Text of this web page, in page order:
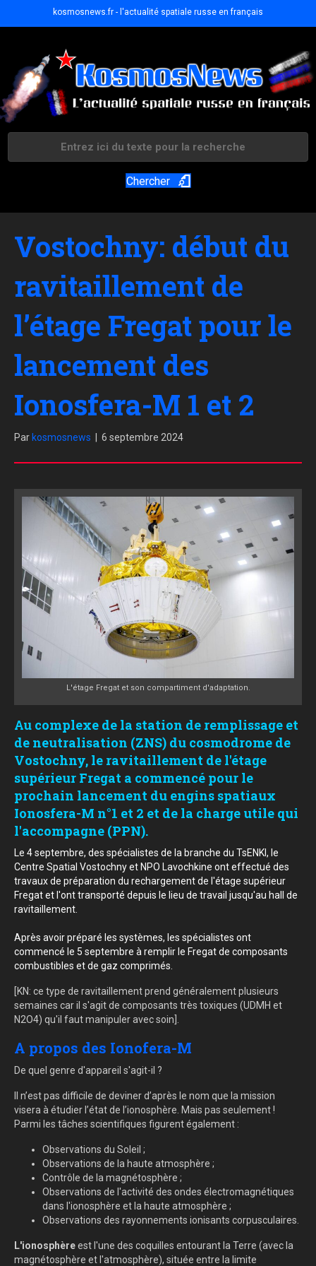
kosmosnews.fr - l'actualité spatiale russe en français
Chercher
Vostochny: début du
ravitaillement de
l’étage Fregat pour le
lancement des
Ionosfera-M 1 et 2
Par kosmosnews 6 septembre 2024
L'étage Fregat et son compartiment d'adaptation.
Au complexe de la station de remplissage et
de neutralisation (ZNS) du cosmodrome de
Vostochny, le ravitaillement de l'étage
supérieur Fregat a commencé pour le
prochain lancement du engins spatiaux
Ionosfera-M n°1 et 2 et de la charge utile qui
l'accompagne (PPN).
Le 4 septembre, des spécialistes de la branche du TsENKI, le
Centre Spatial Vostochny et NPO Lavochkine ont effectué des
travaux de préparation du rechargement de l'étage supérieur
Fregat et l'ont transporté depuis le lieu de travail jusqu'au hall de
ravitaillement.
Après avoir préparé les systèmes, les spécialistes ont
commencé le 5 septembre à remplir le Fregat de composants
combustibles et de gaz comprimés.
[KN: ce type de ravitaillement prend généralement plusieurs
semaines car il s'agit de composants très toxiques (UDMH et
N2O4) qu'il faut manipuler avec soin].
A propos des Ionofera-M
De quel genre d'appareil s'agit-il ?
Il n’est pas difficile de deviner d’après le nom que la mission
visera à étudier l’état de l’ionosphère. Mais pas seulement !
Parmi les tâches scientifiques figurent également :
Observations du Soleil ;
Observations de la haute atmosphère ;
Contrôle de la magnétosphère ;
Observations de l'activité des ondes électromagnétiques
dans l'ionosphère et la haute atmosphère ;
Observations des rayonnements ionisants corpusculaires.
L'ionosphèreest l'une des coquilles entourant la Terre (avec la
magnétosphère et l'atmosphère), située entre la limite